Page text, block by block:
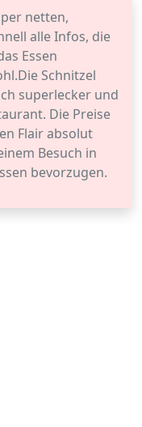
netten,
alle Infos, die
Essen
Schnitzel
superlecker und
Die Preise
Flair absolut
Besuch in
bevorzugen.